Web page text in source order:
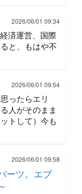
2026/06/01 09:34
済運営、国際
と、もはや不
2026/06/01 09:54
ったらエリ
人がそのまま
トして）今も
2026/06/01 09:58
ーツ。エブ